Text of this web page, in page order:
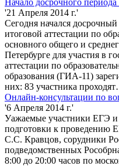
Начало досрочного
'21 Апреля 2014 г.'
Сегодня начался
итоговой аттестации по
основного общего и
Петербурге для участия в
аттестации по
образования (ГИА-11)
них: 83 участника
Онлайн-консультации по
'6 Апреля 2014 г.'
Уажаемые участники ЕГЭ
подготовки к проведению
С.С. Кравцов, сорудники
подведомственных
8:00 до 20:00 часов по